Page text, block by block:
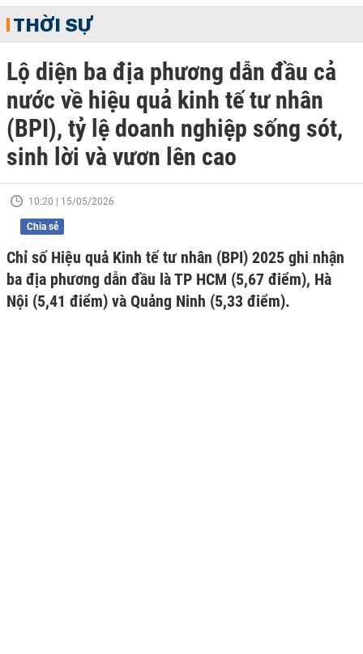
THỜI SỰ
Lộ diện ba địa phương dẫn đầu cả
nước về hiệu quả kinh tế tư nhân
(BPI), tỷ lệ doanh nghiệp sống sót,
sinh lời và vươn lên cao
10:20 | 15/05/2026
Chia sẻ
Chỉ số Hiệu quả Kinh tế tư nhân (BPI) 2025 ghi nhận
ba địa phương dẫn đầu là TP HCM (5,67 điểm), Hà
Nội (5,41 điểm) và Quảng Ninh (5,33 điểm).